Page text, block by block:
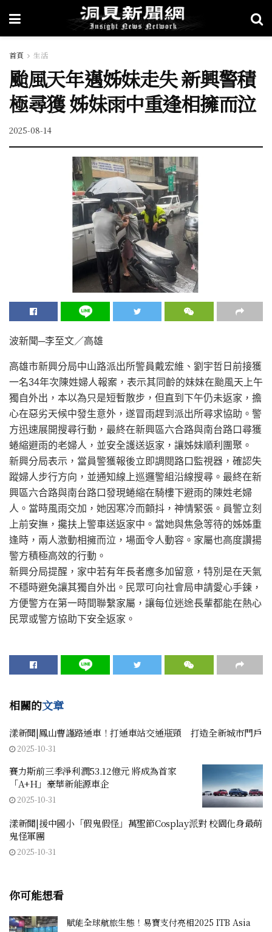
首頁 生活
颱風天年邁姊妹走失 新興警積
極尋獲 姊妹雨中重逢相擁而泣
2025-08-14
波新聞─李至文／高雄
高雄市新興分局中山路派出所警員戴宏維、劉宇哲日前接獲
一名34年次陳姓婦人報案，表示其同齡的妹妹在颱風天上午
獨自外出，本以為只是短暫散步，但直到下午仍未返家，擔
心在惡劣天候中發生意外，遂冒雨趕到派出所尋求協助。警
方迅速展開搜尋行動，最終在新興區六合路與南台路口尋獲
蜷縮避雨的老婦人，並安全護送返家，讓姊妹順利團聚。
新興分局表示，當員警獲報後立即調閱路口監視器，確認失
蹤婦人步行方向，並通知線上巡邏警組沿線搜尋。最終在新
興區六合路與南台路口發現蜷縮在騎樓下避雨的陳姓老婦
人。當時風雨交加，她因寒冷而顫抖，神情緊張。員警立刻
上前安撫，攙扶上警車送返家中。當她與焦急等待的姊姊重
逢時，兩人激動相擁而泣，場面令人動容。家屬也高度讚揚
警方積極高效的行動。
新興分局提醒，家中若有年長者應多加留意，特別是在天氣
不穩時避免讓其獨自外出。民眾可向社會局申請愛心手鍊，
方便警方在第一時間聯繫家屬，讓每位迷途長輩都能在熱心
民眾或警方協助下安全返家。
相關的文章
漾新聞|鳳山曹謹路通車！打通車站交通瓶頸 打造全新城市門戶
2025-10-31
賽力斯前三季淨利潤53.12億元 將成為首家
「A+H」豪華新能源車企
2025-10-31
漾新聞|援中國小「假鬼假怪」萬聖節Cosplay派對 校園化身最萌
鬼怪軍團
2025-10-31
你可能想看
賦能全球航旅生態！易寶支付亮相2025 ITB Asia